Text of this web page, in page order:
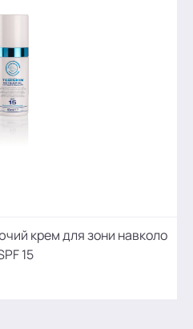
крем для зони навколо
15